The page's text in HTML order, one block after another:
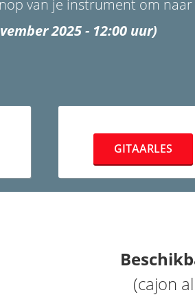
van je instrument om naar
2025 - 12:00 uur)
GITAARLES
(cajon